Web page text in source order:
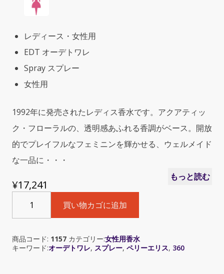
レディース・女性用
EDT オーデトワレ
Spray スプレー
女性用
1992年に発売されたレディス香水です。アクアティッ
ク・フローラルの、透明感あふれる香調がベース。開放
的でプレイフルなフェミニンを輝かせる、ウェルメイド
な一品に・・・
もっと読む
¥17,241
360°
リ
ー
買い物カゴに追加
商品コード: 1157 カテゴリー:女性用香水
キーワード:オーデトワレ, スプレー, ペリーエリス, 360